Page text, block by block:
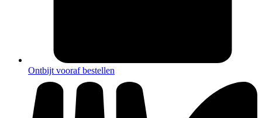
Ontbijt vooraf bestellen